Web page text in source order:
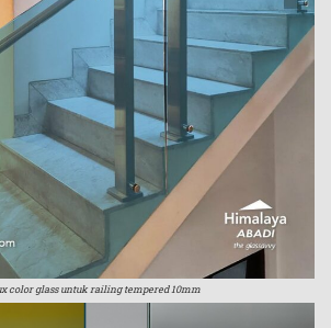
color glass untuk railing tempered 10mm